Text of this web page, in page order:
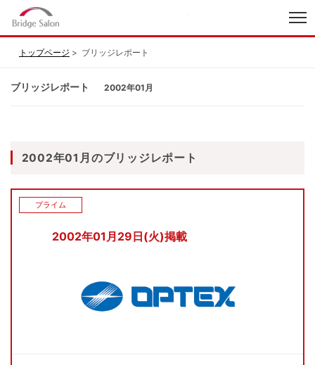
トップページ ブリッジレポート
ブリッジレポート 2002年01月
2002年01月のブリッジレポート
2002年01月29日(火)掲載
プライム